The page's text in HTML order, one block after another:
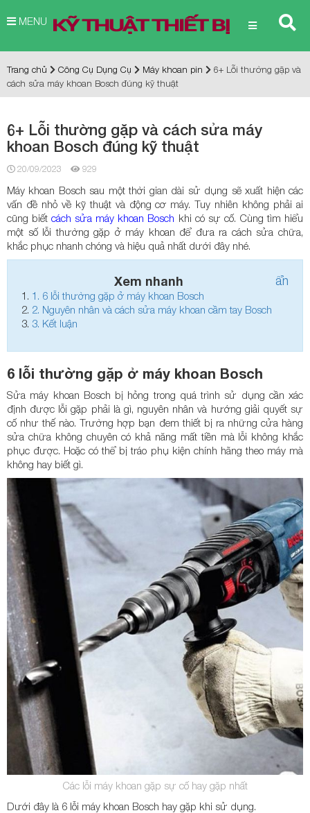
MENU
Trang chủ Công Cụ Dụng Cụ Máy khoan pin
6+ Lỗi thường gặp và
cách sửa máy khoan Bosch đúng kỹ thuật
6+ Lỗi thường gặp và cách sửa máy
khoan Bosch đúng kỹ thuật
20/09/2023 929
Máy khoan Bosch sau một thời gian dài sử dụng sẽ xuất hiện các
vấn đề nhỏ về kỹ thuật và động cơ máy. Tuy nhiên không phải ai
cũng biếtcách sửa máy khoan Bosch khi có sự cố. Cùng tìm hiểu
một số lỗi thường gặp ở máy khoan để đưa ra cách sửa chữa,
khắc phục nhanh chóng và hiệu quả nhất dưới đây nhé.
Xem nhanh ẩn
1. 6 lỗi thường gặp ở máy khoan Bosch
2. Nguyên nhân và cách sửa máy khoan cầm tay Bosch
3. Kết luận
6 lỗi thường gặp ở máy khoan Bosch
Sửa máy khoan Bosch bị hỏng trong quá trình sử dụng cần xác
định được lỗi gặp phải là gì, nguyên nhân và hướng giải quyết sự
cố như thế nào. Trường hợp bạn đem thiết bị ra những cửa hàng
sửa chữa không chuyên có khả năng mất tiền mà lỗi không khắc
phục được. Hoặc có thể bị tráo phụ kiện chính hãng theo máy mà
không hay biết gì.
Các lỗi máy khoan gặp sự cố hay gặp nhất
Dưới đây là 6 lỗi máy khoan Bosch hay gặp khi sử dụng.